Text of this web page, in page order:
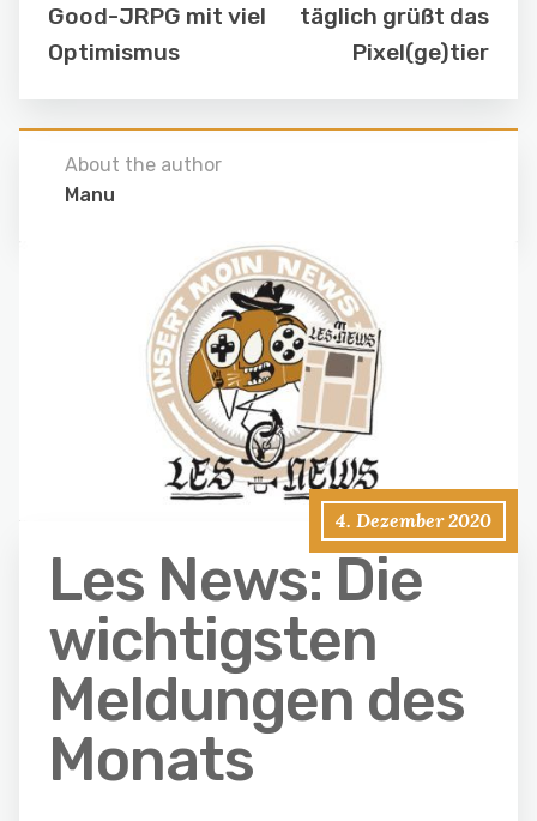
Good-JRPG mit viel
Optimismus
täglich grüßt das
Pixel(ge)tier
About the author
Manu
4. Dezember 2020
Les News: Die
wichtigsten
Meldungen des
Monats